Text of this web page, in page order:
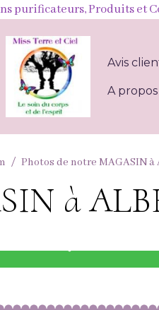
purificateurs, Produits et
Avis
A
Photos de notre MAGASIN à
à
BOUTIQUE